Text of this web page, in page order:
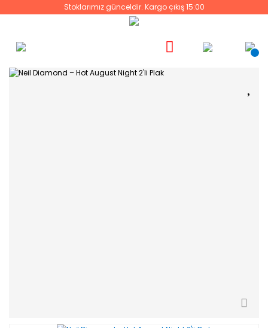
Stoklarımız günceldir. Kargo çıkış 15:00